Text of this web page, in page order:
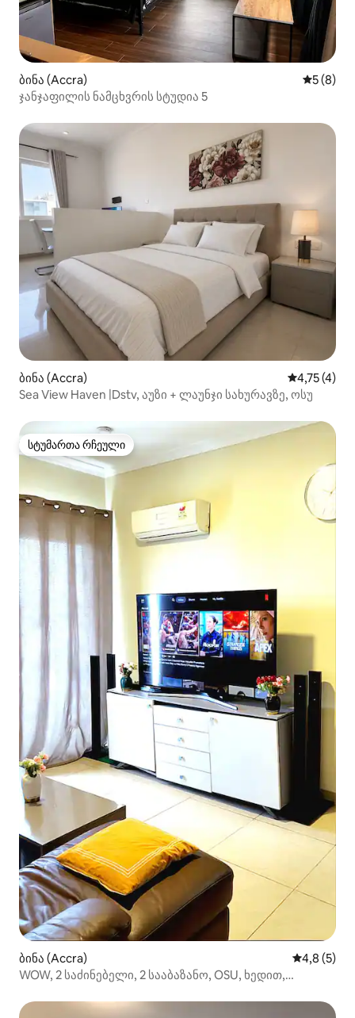
ბინა (Accra) საშუალო
5 (8)
ჯანჯაფილის ნამცხვრის სტუდია 5
ბინა (Accra) საშუალო
4,75 (4)
Sea View Haven |Dstv, აუზი + ლაუნჯი სახურავზე, ოსუ
სტუმართა რჩეული
სტუმართა რჩეული
ბინა (Accra) საშუალო
4,8 (5)
WOW, 2 საძინებელი, 2 სააბაზანო, OSU, ხედით,